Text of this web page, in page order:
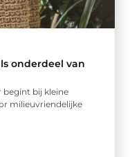
onderdeel van
begint bij kleine
milieuvriendelijke